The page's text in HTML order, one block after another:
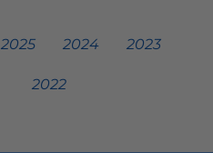
2025 2024 2023
2022